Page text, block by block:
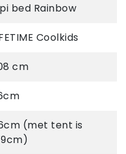
bed Rainbow
Coolkids
cm
(met tent is